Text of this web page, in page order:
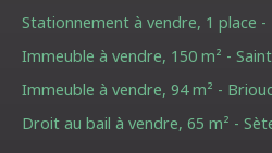
Stationnement à vendre, 1 place -
Immeuble à vendre, 150 m² -
Immeuble à vendre, 94 m² -
Droit au bail à vendre, 65 m² -